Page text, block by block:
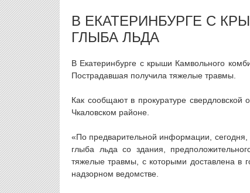
В ЕКАТЕРИНБУРГЕ С
ГЛЫБА ЛЬДА
В Екатеринбурге с крыши Камвольного
Пострадавшая получила тяжелые травмы.
Как сообщают в прокуратуре свердловской
Чкаловском районе.
«По предварительной информации, сегодня,
глыба льда со здания,
тяжелые травмы, с которыми доставлена в
надзорном ведомстве.